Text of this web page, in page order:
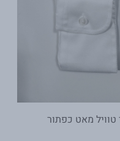
טוויל מאט כפתור